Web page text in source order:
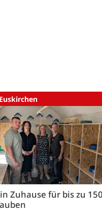
Euskirchen
Zuhause für bis zu